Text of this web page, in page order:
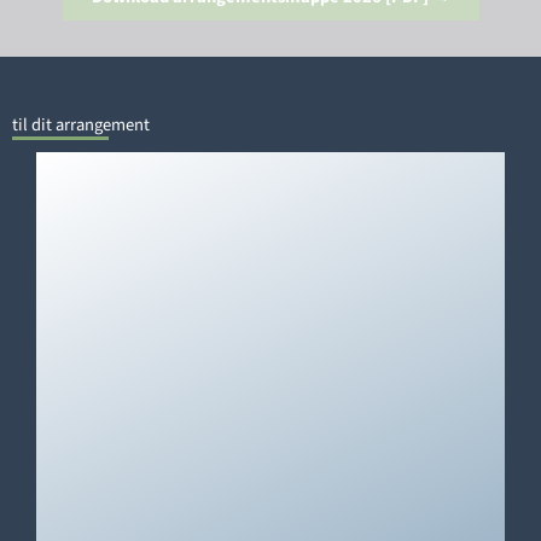
til dit arrangement